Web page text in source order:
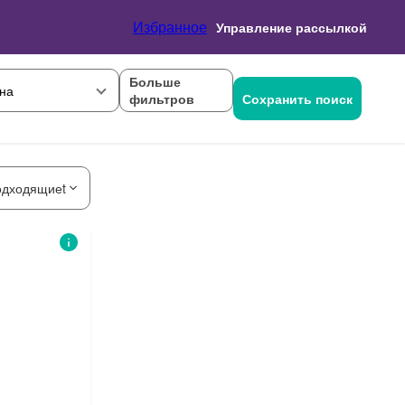
Избранное Управление рассылкой
Больше
фильтров
Сохранить поиск